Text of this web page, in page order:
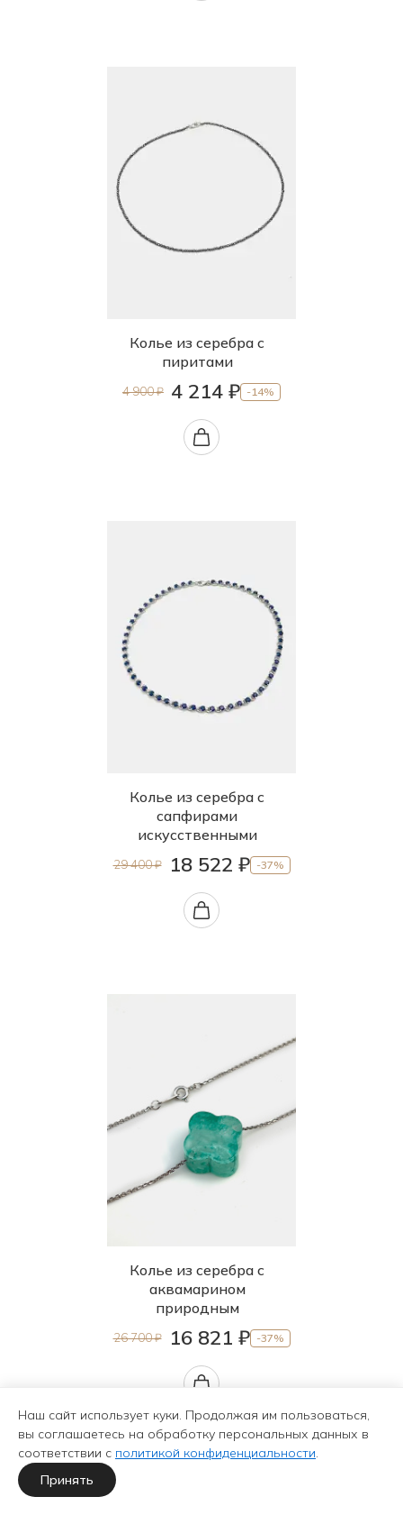
Колье из серебра с
пиритами
4 900 ₽ 4 214 ₽ -14%
Колье из серебра с
сапфирами
искусственными
29 400 ₽ 18 522 ₽ -37%
Колье из серебра с
аквамарином
природным
26 700 ₽ 16 821 ₽ -37%
Наш сайт использует куки. Продолжая им пользоваться,
вы соглашаетесь на обработку персональных данных в
соответствии с политикой конфиденциальности.
Принять